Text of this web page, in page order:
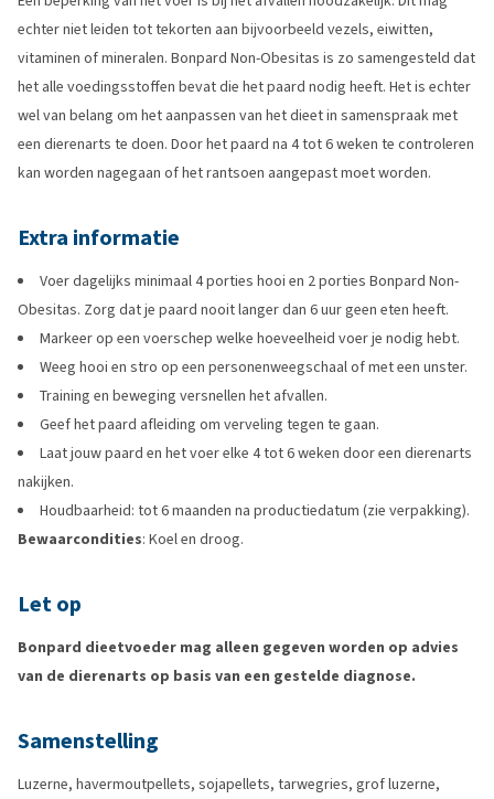
echter niet leiden tot tekorten aan bijvoorbeeld vezels, eiwitten,
vitaminen of mineralen. Bonpard Non-Obesitas is zo samengesteld dat
het alle voedingsstoffen bevat die het paard nodig heeft. Het is echter
wel van belang om het aanpassen van het dieet in samenspraak met
een dierenarts te doen. Door het paard na 4 tot 6 weken te controleren
kan worden nagegaan of het rantsoen aangepast moet worden.
Extra informatie
Voer dagelijks minimaal 4 porties hooi en 2 porties Bonpard Non-
Obesitas. Zorg dat je paard nooit langer dan 6 uur geen eten heeft.
Markeer op een voerschep welke hoeveelheid voer je nodig hebt.
Weeg hooi en stro op een personenweegschaal of met een unster.
Training en beweging versnellen het afvallen.
Geef het paard afleiding om verveling tegen te gaan.
Laat jouw paard en het voer elke 4 tot 6 weken door een dierenarts
nakijken.
Houdbaarheid: tot 6 maanden na productiedatum (zie verpakking).
Bewaarcondities: Koel en droog.
Let op
Bonpard dieetvoeder mag alleen gegeven worden op advies
van de dierenarts op basis van een gestelde diagnose.
Samenstelling
Luzerne, havermoutpellets, sojapellets, tarwegries, grof luzerne,